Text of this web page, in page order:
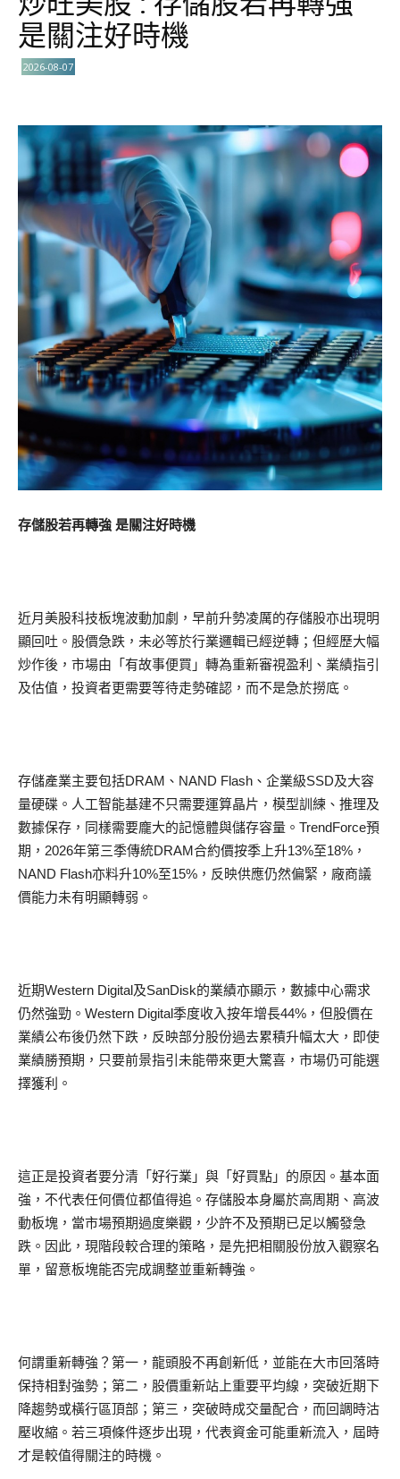
是關注好時機
2026-08-07
存儲股若再轉強 是關注好時機
近月美股科技板塊波動加劇，早前升勢凌厲的存儲股亦出現明
顯回吐。股價急跌，未必等於行業邏輯已經逆轉；但經歷大幅
炒作後，市場由「有故事便買」轉為重新審視盈利、業績指引
及估值，投資者更需要等待走勢確認，而不是急於撈底。
存儲產業主要包括DRAM、NAND Flash、企業級SSD及大容
量硬碟。人工智能基建不只需要運算晶片，模型訓練、推理及
數據保存，同樣需要龐大的記憶體與儲存容量。TrendForce預
期，2026年第三季傳統DRAM合約價按季上升13%至18%，
NAND Flash亦料升10%至15%，反映供應仍然偏緊，廠商議
價能力未有明顯轉弱。
近期Western Digital及SanDisk的業績亦顯示，數據中心需求
仍然強勁。Western Digital季度收入按年增長44%，但股價在
業績公布後仍然下跌，反映部分股份過去累積升幅太大，即使
業績勝預期，只要前景指引未能帶來更大驚喜，市場仍可能選
擇獲利。
這正是投資者要分清「好行業」與「好買點」的原因。基本面
強，不代表任何價位都值得追。存儲股本身屬於高周期、高波
動板塊，當市場預期過度樂觀，少許不及預期已足以觸發急
跌。因此，現階段較合理的策略，是先把相關股份放入觀察名
單，留意板塊能否完成調整並重新轉強。
何謂重新轉強？第一，龍頭股不再創新低，並能在大市回落時
保持相對強勢；第二，股價重新站上重要平均線，突破近期下
降趨勢或橫行區頂部；第三，突破時成交量配合，而回調時沽
壓收縮。若三項條件逐步出現，代表資金可能重新流入，屆時
才是較值得關注的時機。